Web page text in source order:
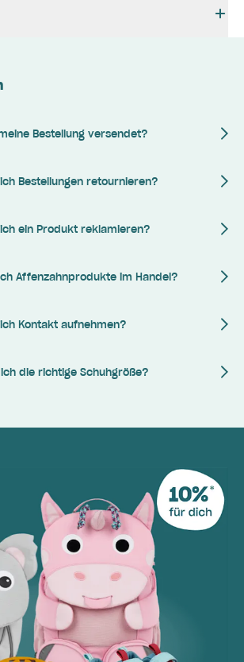
Bestellung versendet?
Bestellungen retournieren?
ein Produkt reklamieren?
Affenzahnprodukte im Handel?
Kontakt aufnehmen?
die richtige Schuhgröße?